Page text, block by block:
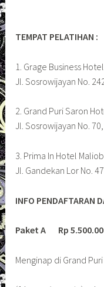
TEMPAT PELATIHAN :
1. Grage Business
Jl. Sosrowijayan No.
2. Grand Puri Saron
Jl. Sosrowijayan No.
3. Prima In Hotel
Jl. Gandekan Lor No.
INFO PENDAFTARAN
Paket A Rp
Menginap di Grand